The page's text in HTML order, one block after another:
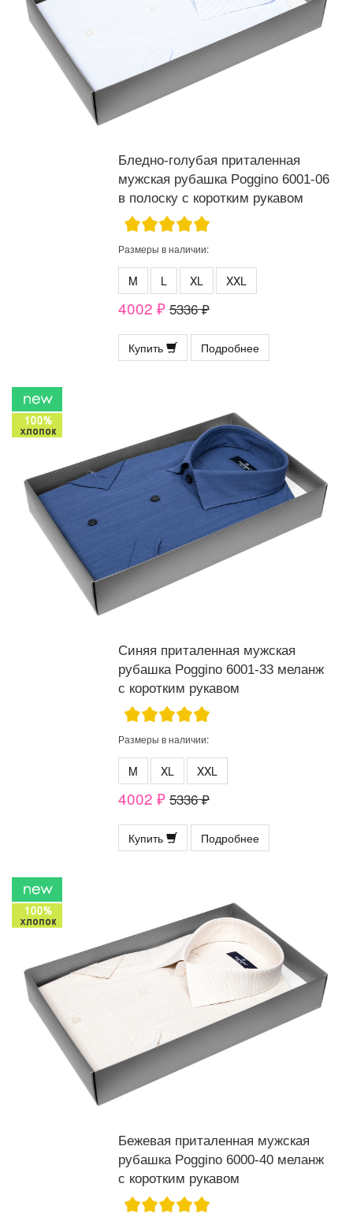
Бледно-голубая приталенная
мужская рубашка Poggino 6001-06
в полоску с коротким рукавом
Размеры в наличии:
M L XL XXL
4002 ₽ 5336 ₽
Купить Подробнее
Синяя приталенная мужская
рубашка Poggino 6001-33 меланж
с коротким рукавом
Размеры в наличии:
M XL XXL
4002 ₽ 5336 ₽
Купить Подробнее
Бежевая приталенная мужская
рубашка Poggino 6000-40 меланж
с коротким рукавом